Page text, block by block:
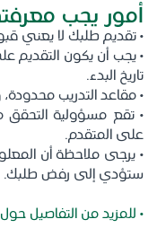
أمور يجب
• تقديم طلبك لا يعني
• يجب أن يكون التقديم
تاريخ البدء.
• مقاعد التدريب
• تقع مسؤولية التحقق
على المتقدم.
• يرجى ملاحظة أن
ستؤدي إلى رفض طلبك.
• للمزيد من التفاصيل